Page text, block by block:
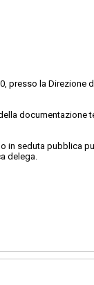
presso la Direzione
in seduta pubblica
delega.